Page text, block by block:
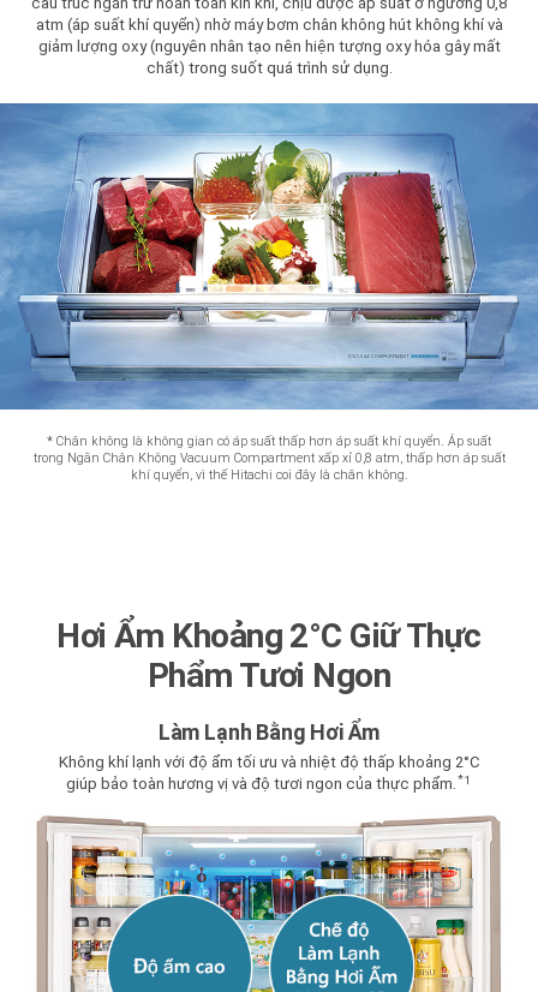
atm (áp suất khí quyển) nhờ máy bơm chân không hút không khí và
giảm lượng oxy (nguyên nhân tạo nên hiện tượng oxy hóa gây mất
chất) trong suốt quá trình sử dụng.
* Chân không là không gian có áp suất thấp hơn áp suất khí quyển. Áp suất
trong Ngăn Chân Không Vacuum Compartment xấp xỉ 0,8 atm, thấp hơn áp suất
khí quyển, vì thế Hitachi coi đây là chân không.
Hơi Ẩm Khoảng 2°C Giữ Thực
Phẩm Tươi Ngon
Làm Lạnh Bằng Hơi Ẩm
Không khí lạnh với độ ẩm tối ưu và nhiệt độ thấp khoảng 2°C
giúp bảo toàn hương vị và độ tươi ngon của thực phẩm.*1